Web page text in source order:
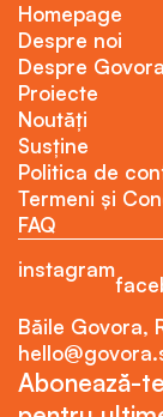
Homepage
Despre noi
Despre Govora
Proiecte
Noutăți
Susține
Politica de
Termeni și
FAQ
instagram
Băile Govora,
Abonează-